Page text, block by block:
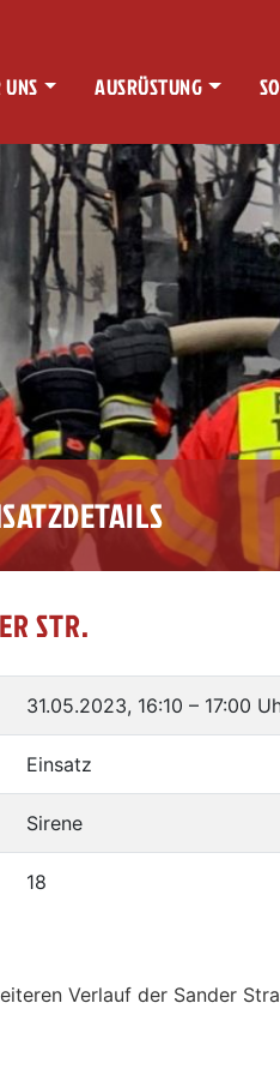
AUSRÜSTUNG
STR.
31.05.2023, 16:10 – 17:00
Einsatz
Sirene
18
Verlauf der Sander